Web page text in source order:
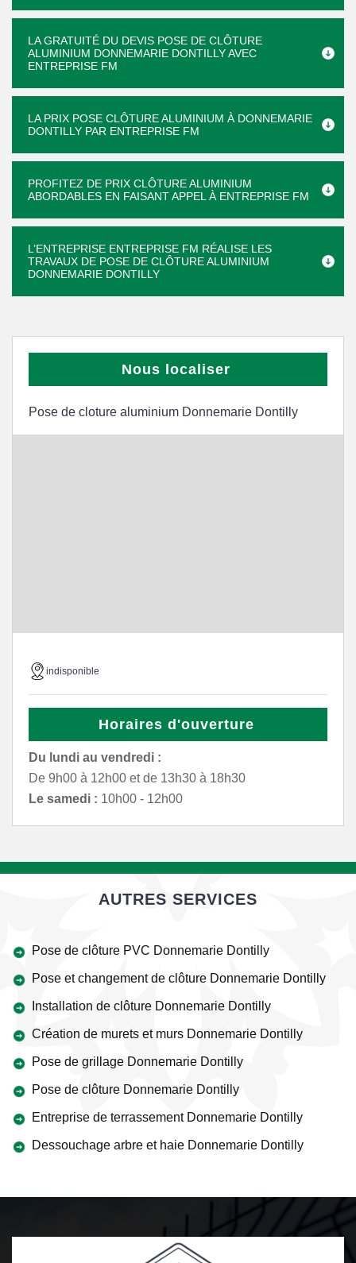
LA GRATUITÉ DU DEVIS POSE DE CLÔTURE
ALUMINIUM DONNEMARIE DONTILLY AVEC
ENTREPRISE FM
LA PRIX POSE CLÔTURE ALUMINIUM À DONNEMARIE
DONTILLY PAR ENTREPRISE FM
PROFITEZ DE PRIX CLÔTURE ALUMINIUM
ABORDABLES EN FAISANT APPEL À ENTREPRISE FM
L’ENTREPRISE ENTREPRISE FM RÉALISE LES
TRAVAUX DE POSE DE CLÔTURE ALUMINIUM
DONNEMARIE DONTILLY
Nous localiser
Pose de cloture aluminium Donnemarie Dontilly
indisponible
Horaires d'ouverture
Du lundi au vendredi :
De 9h00 à 12h00 et de 13h30 à 18h30
Le samedi : 10h00 - 12h00
AUTRES SERVICES
Pose de clôture PVC Donnemarie Dontilly
Pose et changement de clôture Donnemarie Dontilly
Installation de clôture Donnemarie Dontilly
Création de murets et murs Donnemarie Dontilly
Pose de grillage Donnemarie Dontilly
Pose de clôture Donnemarie Dontilly
Entreprise de terrassement Donnemarie Dontilly
Dessouchage arbre et haie Donnemarie Dontilly